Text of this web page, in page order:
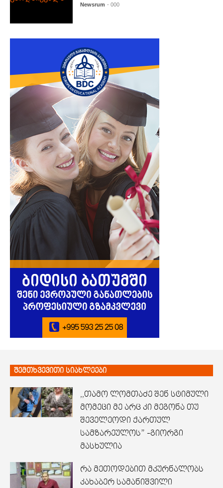
Newsrum - 000
შემთხვევითი სიახლეები
,,თამო ლომთაძე შენ სტიმული
მომეცი მე არც კი მეგონა თუ
შეველეოდი ქართულ
სამზარეულოს” -გიორგი
მასხულია
რა მეთოდებით მკურნალობს
კახაბერ სამანიშვილი